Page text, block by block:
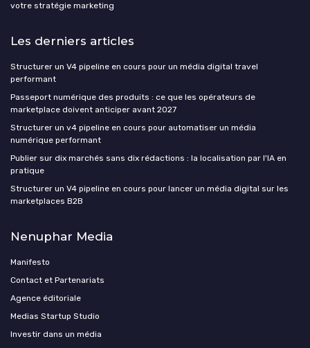
votre stratégie marketing
Les derniers articles
Structurer un V4 pipeline en cours pour un média digital travel
performant
Passeport numérique des produits : ce que les opérateurs de
marketplace doivent anticiper avant 2027
Structurer un v4 pipeline en cours pour automatiser un média
numérique performant
Publier sur dix marchés sans dix rédactions : la localisation par l'IA en
pratique
Structurer un V4 pipeline en cours pour lancer un média digital sur les
marketplaces B2B
Nenuphar Media
Manifesto
Contact et Partenariats
Agence éditoriale
Medias Startup Studio
Investir dans un média